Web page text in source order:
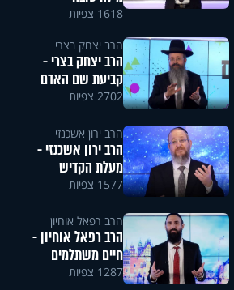
1618 צפיות
הרב יצחק בצרי
הרב יצחק בצרי -
קביעת שם האדם
2702 צפיות
הרב ירון אשכנזי
הרב ירון אשכנזי -
מעלת הקדיש
1577 צפיות
הרב רפאל אוחיון
הרב רפאל אוחיון -
חיים משתלמים
1287 צפיות